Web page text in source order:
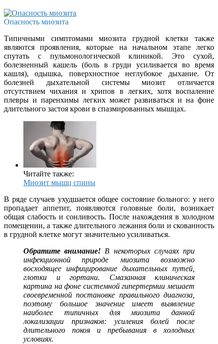
Опасность миозита
Типичными симптомами миозита грудной клетки также
являются проявления, которые на начальном этапе легко
спутать с пульмонологической клиникой. Это сухой,
болезненный кашель (боль в груди усиливается во время
кашля), одышка, поверхностное неглубокое дыхание. От
болезней дыхательной системы миозит отличается
отсутствием чихания и хрипов в легких, хотя воспаление
плевры и паренхимы легких может развиваться и на фоне
длительного застоя крови в спазмированных мышцах.
Читайте также:
Миозит мышц спины
В ряде случаев ухудшается общее состояние больного: у него
пропадает аппетит, появляются головные боли, возникает
общая слабость и сонливость. После нахождения в холодном
помещении, а также длительного лежания боли и скованность
в грудной клетке могут значительно усиливаться.
Обратите внимание!В некоторых случаях при
инфекционной природе миозита возможно
восходящее инфицирование дыхательных путей,
глотки и гортани. Смазанная клиническая
картина на фоне системной гипертермии мешает
своевременной постановке правильного диагноза,
поэтому большое значение имеет выявление
наиболее типичных для миозита данной
локализации признаков: усиления болей после
длительного покоя и пребывания в холодных
условиях.